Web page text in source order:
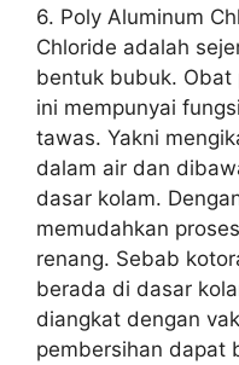
6. Poly Aluminum
Chloride adalah
bentuk bubuk. Obat
ini mempunyai
tawas. Yakni
dalam air dan
dasar kolam.
memudahkan
renang. Sebab
berada di dasar
diangkat dengan
pembersihan dapat